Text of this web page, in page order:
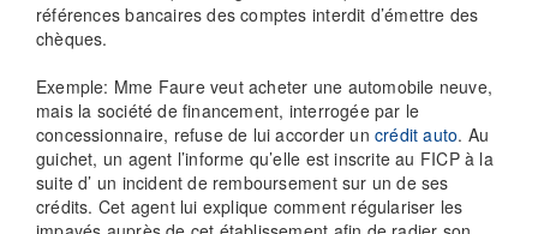
références bancaires des comptes interdit d’émettre des
chèques.
Exemple: Mme Faure veut acheter une automobile neuve,
mais la société de financement, interrogée par le
concessionnaire, refuse de lui accorder uncrédit auto. Au
guichet, un agent l’informe qu’elle est inscrite au FICP à la
suite d’ un incident de remboursement sur un de ses
crédits. Cet agent lui explique comment régulariser les